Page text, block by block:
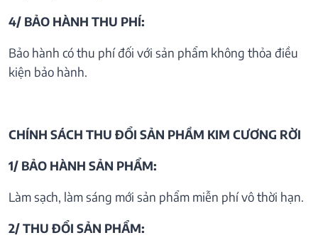
4/ BẢO HÀNH THU PHÍ:
Bảo hành có thu phí đối với sản phẩm không thỏa điều
kiện bảo hành.
CHÍNH SÁCH THU ĐỔI SẢN PHẦM KIM CƯƠNG RỜI
1/ BẢO HÀNH SẢN PHẨM:
Làm sạch, làm sáng mới sản phẩm miễn phí vô thời hạn.
2/ THU ĐỔI SẢN PHẨM: